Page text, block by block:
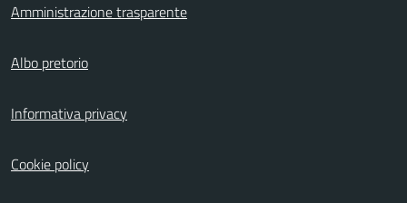
Amministrazione trasparente
Albo pretorio
Informativa privacy
Cookie policy